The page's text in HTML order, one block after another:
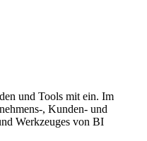
und Tools mit ein. Im
, Kunden- und
Werkzeuges von BI